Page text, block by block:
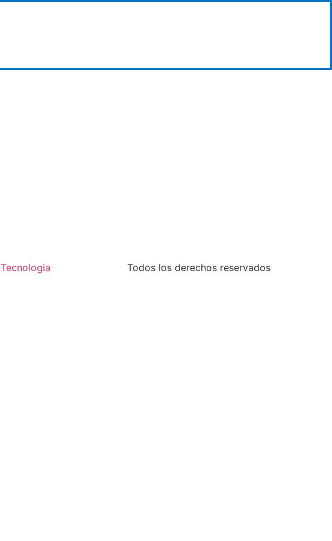
Tecnologia Todos los derechos reservados